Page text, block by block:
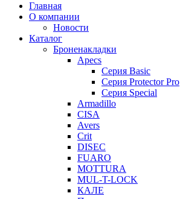
Главная
О компании
Новости
Каталог
Броненакладки
Apecs
Серия Basic
Серия Protector Pro
Серия Special
Armadillo
CISA
Avers
Crit
DISEC
FUARO
MOTTURA
MUL-T-LOCK
КАЛЕ